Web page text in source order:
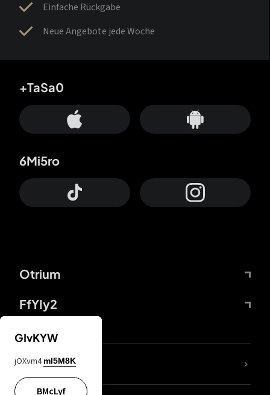
Einfache Rückgabe
Neue Angebote jede Woche
Otrium
FfYIy2
+TaSa0
6Mi5ro
DDcvSo
GIvKYW
jOXvm4 mI5M8K
BMcLyf